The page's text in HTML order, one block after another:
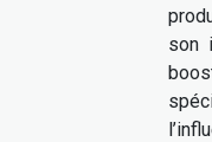
son